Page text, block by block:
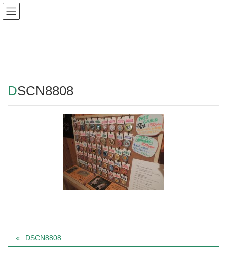
Warning
DSCN8808
DSCN8808